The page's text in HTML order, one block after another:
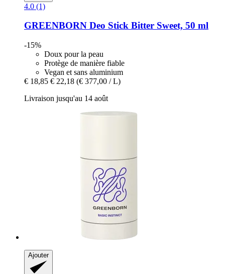
4.0 (1)
GREENBORN Deo Stick Bitter Sweet, 50 ml
-15%
Doux pour la peau
Protège de manière fiable
Vegan et sans aluminium
€ 18,85 € 22,18 (€ 377,00 / L)
Livraison jusqu'au 14 août
Ajouter